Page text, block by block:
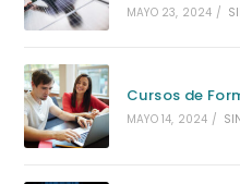
MAYO 23, 2024 /
Cursos de
MAYO 14, 2024 /